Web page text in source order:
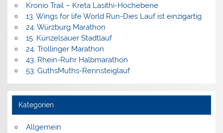
Kronio Trail – Kreta Lasithi-Hochebene
13. Wings for life World Run-Dies Lauf ist einzigartig
24. Würzburg Marathon
15. Künzelsauer Stadtlauf
24. Trollinger Marathon
43. Rhein-Ruhr Halbmarathon
53. GuthsMuths-Rennsteiglauf
Kategorien
Allgemein